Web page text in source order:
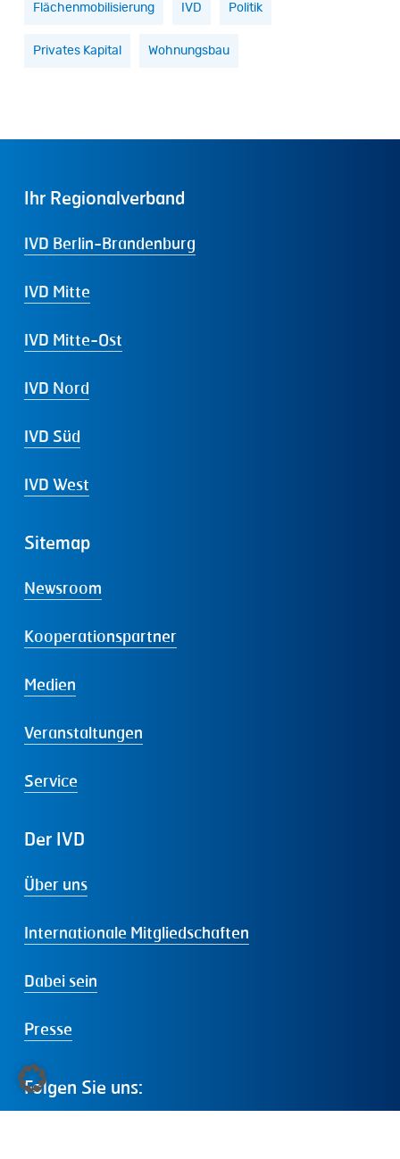
Flächenmobilisierung IVD Politik
Privates Kapital Wohnungsbau
Ihr Regionalverband
IVD Berlin-Brandenburg
IVD Mitte
IVD Mitte-Ost
IVD Nord
IVD Süd
IVD West
Sitemap
Newsroom
Kooperationspartner
Medien
Veranstaltungen
Service
Der IVD
Über uns
Internationale Mitgliedschaften
Dabei sein
Presse
Folgen Sie uns: